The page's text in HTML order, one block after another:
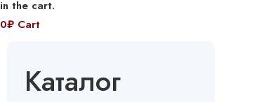
in the cart.
0₽ Cart
Каталог